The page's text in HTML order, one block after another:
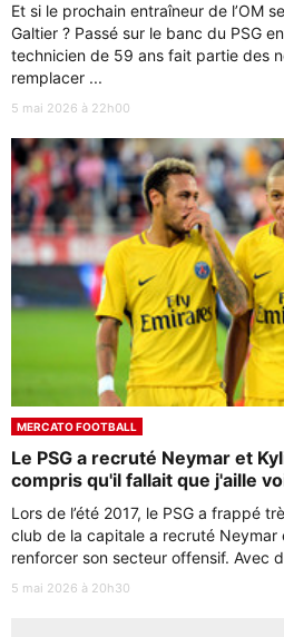
Et si le prochain entraîneur de l’OM
Galtier ? Passé sur le banc du PSG
technicien de 59 ans fait partie des
remplacer ...
5 mai 2026 à 22h00
MERCATO FOOTBALL
Le PSG a recruté Neymar et
compris qu'il fallait que j'aille
Lors de l’été 2017, le PSG a frappé
club de la capitale a recruté Neymar
renforcer son secteur offensif. Avec
5 mai 2026 à 20h30